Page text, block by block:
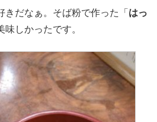
きだなぁ。そば粉で作った「 はっ
味しかったです。